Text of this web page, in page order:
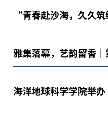
队助力“地球的故事”
“青春赴沙海，久久
合时政论坛举办
雅集落幕，艺韵留香
遇见你”研究生艺术节
满收官
海洋地球科学学院举
君——压力与情绪管理